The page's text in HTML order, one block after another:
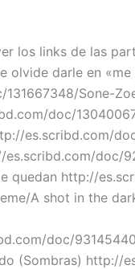
los links de las
olvide darle en «me
Sone-
doc/
es.scribd.com/
es.scribd.com/doc/
quedan http://
A shot in the
doc/
(Sombras)